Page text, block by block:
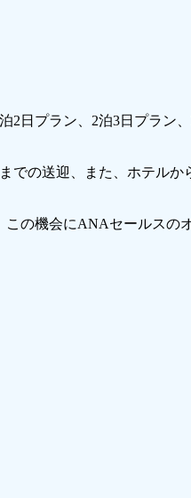
2日プラン、2泊3日プラン
の送迎、また、ホテル
の機会にANAセールスの